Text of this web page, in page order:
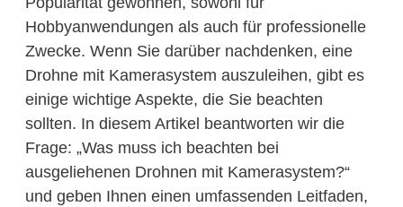
Hobbyanwendungen als auch für professionelle
Zwecke. Wenn Sie darüber nachdenken, eine
Drohne mit Kamerasystem auszuleihen, gibt es
einige wichtige Aspekte, die Sie beachten
sollten. In diesem Artikel beantworten wir die
Frage: „Was muss ich beachten bei
ausgeliehenen Drohnen mit Kamerasystem?“
und geben Ihnen einen umfassenden Leitfaden,